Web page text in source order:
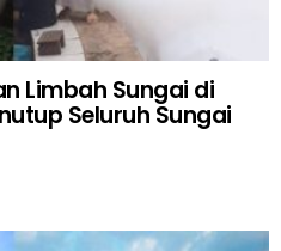
Limbah Sungai di
Seluruh Sungai